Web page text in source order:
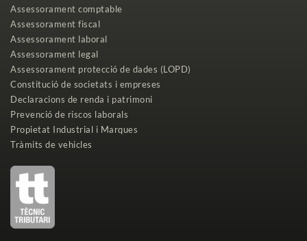
Assessorament comptable
Assessorament fiscal
Assessorament laboral
Assessorament legal
Assessorament protecció de dades (LOPD)
Constitució de societats i empreses
Declaracions de renda i patrimoni
Prevenció de riscos laborals
Propietat Industrial i Marques
Tràmits de vehicles